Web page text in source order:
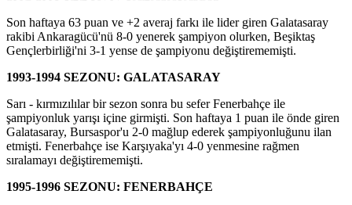
Son haftaya 63 puan ve +2 averaj farkı ile lider giren Galatasaray
rakibi Ankaragücü'nü 8-0 yenerek şampiyon olurken, Beşiktaş
Gençlerbirliği'ni 3-1 yense de şampiyonu değiştirememişti.
1993-1994 SEZONU: GALATASARAY
Sarı - kırmızılılar bir sezon sonra bu sefer Fenerbahçe ile
şampiyonluk yarışı içine girmişti. Son haftaya 1 puan ile önde giren
Galatasaray, Bursaspor'u 2-0 mağlup ederek şampiyonluğunu ilan
etmişti. Fenerbahçe ise Karşıyaka'yı 4-0 yenmesine rağmen
sıralamayı değiştirememişti.
1995-1996 SEZONU: FENERBAHÇE